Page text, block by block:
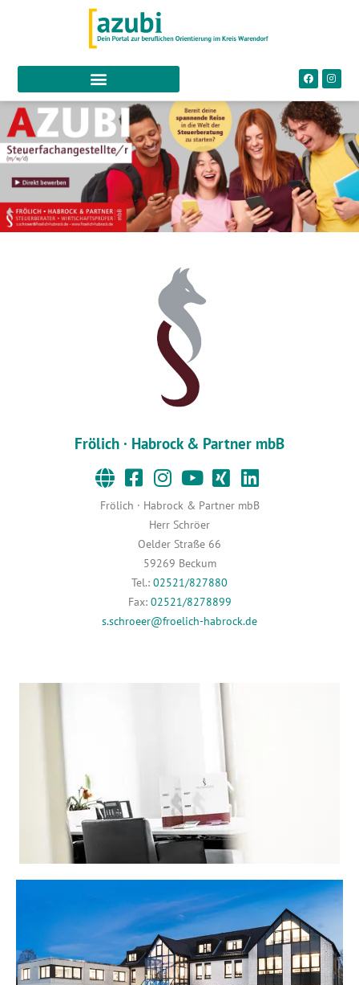
Frölich · Habrock & Partner mbB
Frölich · Habrock & Partner mbB
Herr Schröer
Oelder Straße 66
59269 Beckum
Tel.: 02521/827880
Fax: 02521/8278899
s.schroeer@froelich-habrock.de